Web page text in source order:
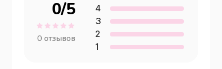
0/5
0 отзывов
4
3
2
1